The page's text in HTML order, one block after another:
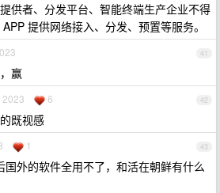
提供者、分发平台、智能终端生产企业不得
提供网络接入、分发、预置等服务。
41
赢
42
2023 6
既视感
43
1
国外的软件全用不了，和活在朝鲜有什么